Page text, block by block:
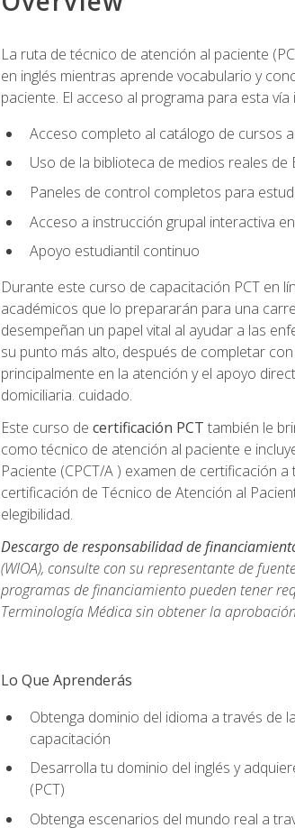
La ruta de técnico de atención al paciente
en inglés mientras aprende vocabulario y
paciente. El acceso al programa para esta
Acceso completo al catálogo de cursos
Uso de la biblioteca de medios reales de
Paneles de control completos para
Acceso a instrucción grupal interactiva
Apoyo estudiantil continuo
Durante este curso de capacitación PCT en
académicos que lo prepararán para una
desempeñan un papel vital al ayudar a las
su punto más alto, después de completar
principalmente en la atención y el apoyo
domiciliaria. cuidado.
Este curso de certificación PCT también le
como técnico de atención al paciente e
Paciente (CPCT/A ) examen de certificación
certificación de Técnico de Atención al
elegibilidad.
Descargo de responsabilidad de
(WIOA), consulte con su representante de
programas de financiamiento pueden tener
Terminología Médica sin obtener la
Lo Que Aprenderás
Obtenga dominio del idioma a través de
capacitación
Desarrolla tu dominio del inglés y
(PCT)
Obtenga escenarios del mundo real a